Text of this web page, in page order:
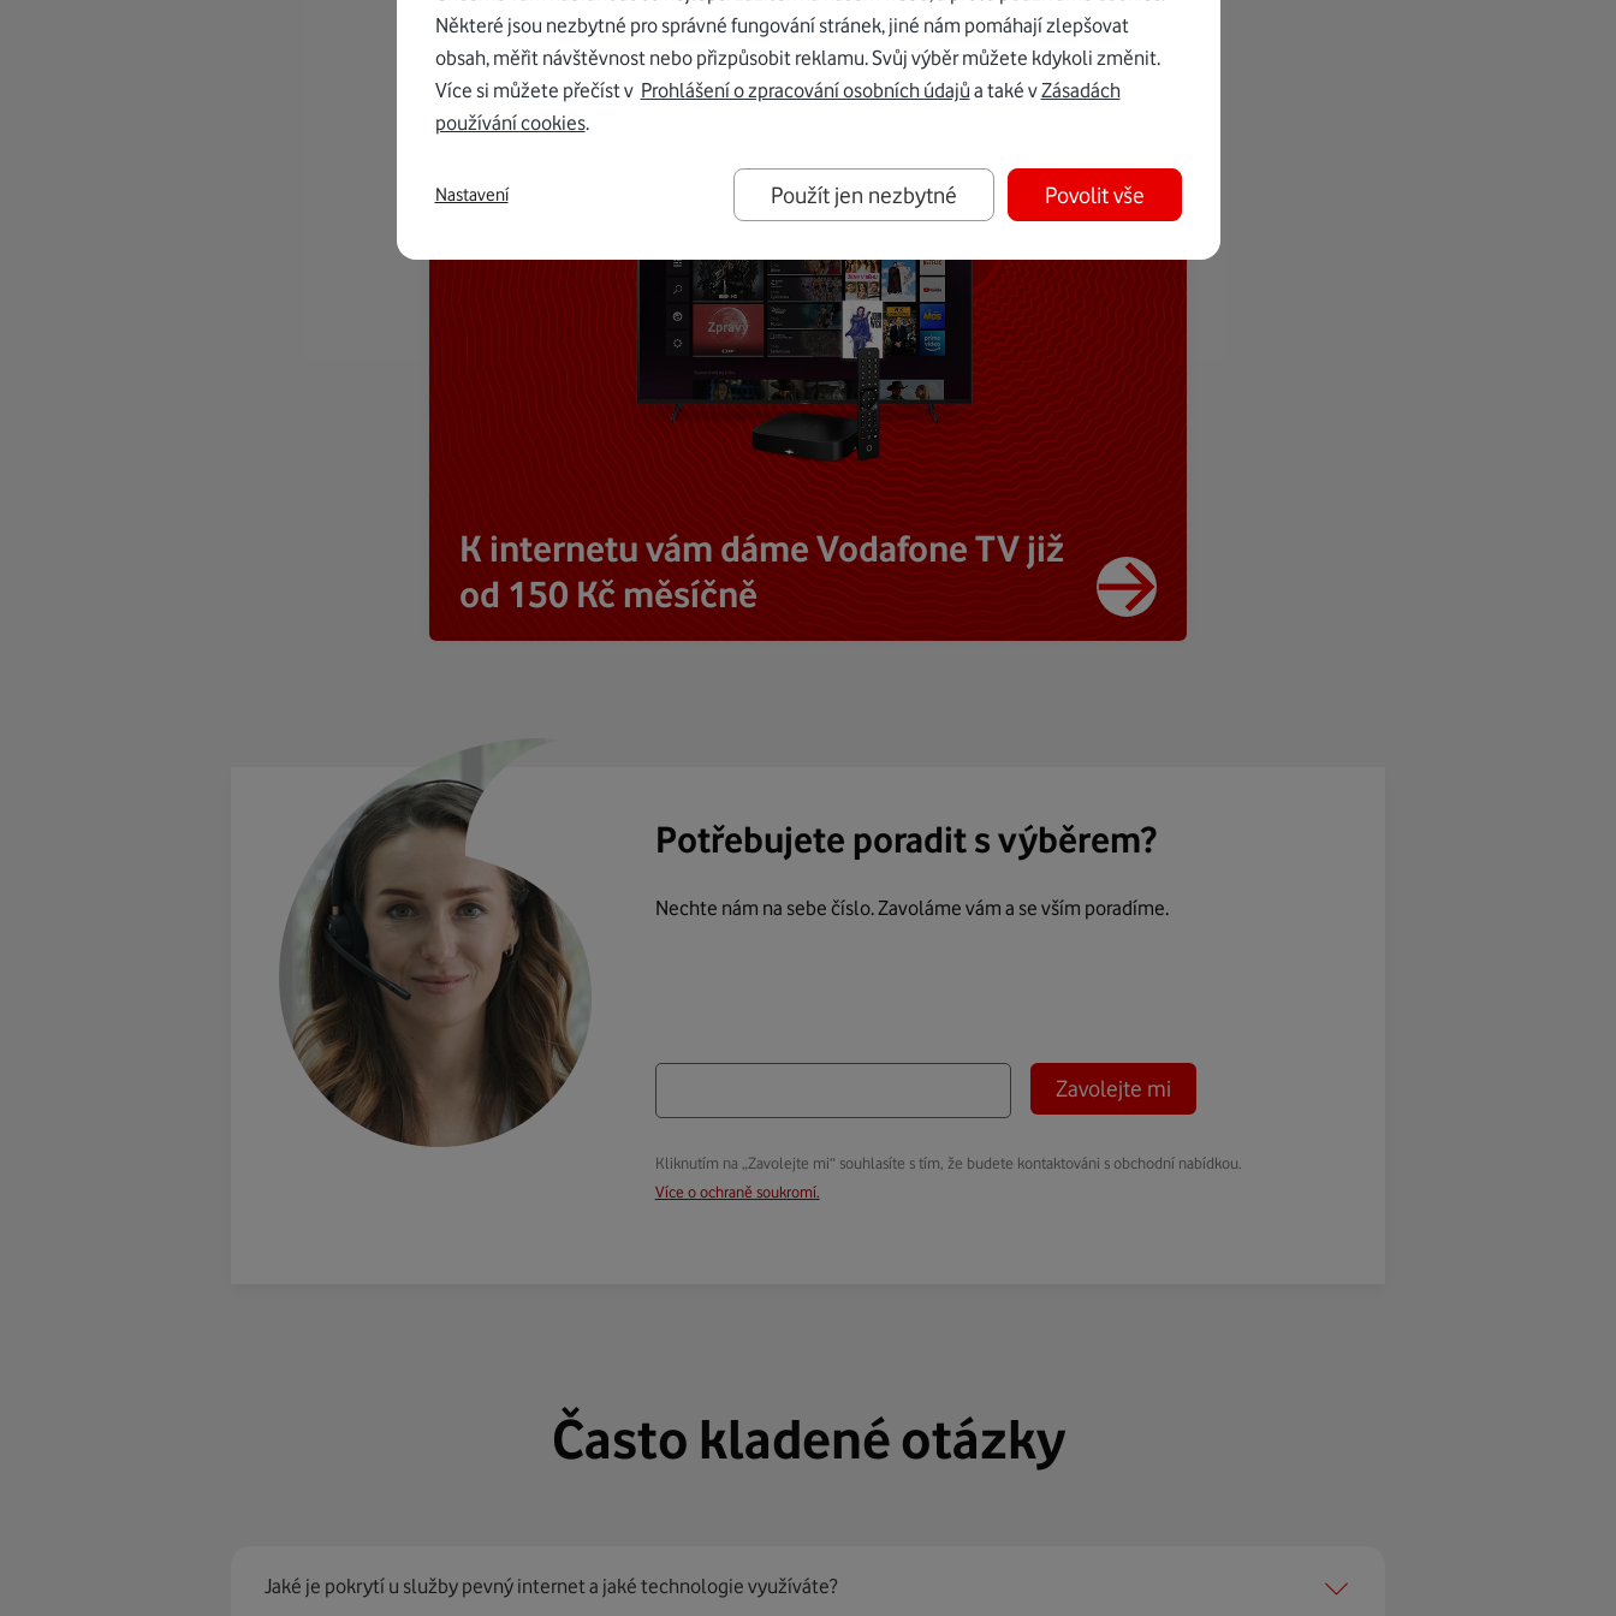
Mohlo by vás zajímat
K internetu vám dáme Vodafone TV již
od 150 Kč měsíčně
Potřebujete poradit s výběrem?
Nechte nám na sebe číslo. Zavoláme vám a se vším poradíme.
Zavolejte mi
Kliknutím na „Zavolejte mi“ souhlasíte s tím, že budete kontaktováni s obchodní nabídkou.
Více o ochraně soukromí.
Často kladené otázky
Jaké je pokrytí u služby pevný internet a jaké technologie využíváte?
Některé jsou nezbytné pro správné fungování stránek, jiné nám pomáhají zlepšovat
obsah, měřit návštěvnost nebo přizpůsobit reklamu. Svůj výběr můžete kdykoli změnit.
Více si můžete přečíst v Prohlášení o zpracování osobních údajů a také vZásadách
používání cookies.
Použít jen nezbytné Povolit vše
Nastavení